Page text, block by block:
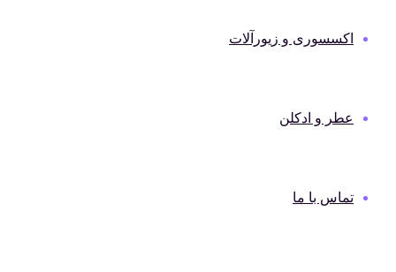
اکسسوری و زیورآلات
عطر و ادکلن
تماس با ما